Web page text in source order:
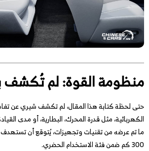
منظومة القوة: لم تُكشف
حتى لحظة كتابة هذا المقال، لم تكشف شيري عن
الكهربائية، مثل قدرة المحرك، البطارية، أو مدى
ما تم عرضه من تقنيات وتجهيزات، يُتوقع أن تستهدف
300 كم ضمن فئة الاستخدام الحضري.